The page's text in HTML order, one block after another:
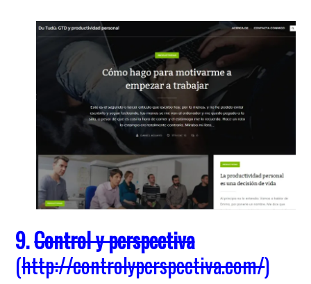
9.Control y perspectiva
(http://controlyperspectiva.com/)